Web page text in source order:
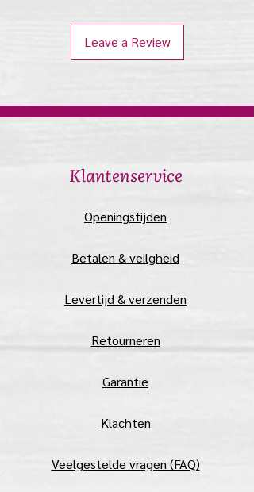
Leave a Review
​Klantenservice
​Openingstijden
Betalen & veilgheid
Levertijd & verzenden
Retourneren
Garantie
Klachten
Veelgestelde vragen (FAQ)